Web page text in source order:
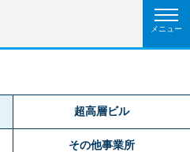
超高層ビル
その他事業所